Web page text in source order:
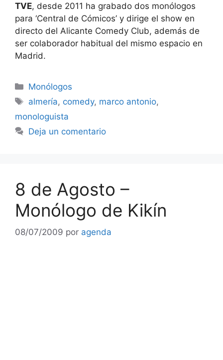
TVE, desde 2011 ha grabado dos monólogos
para ‘Central de Cómicos’ y dirige el show en
directo del Alicante Comedy Club, además de
ser colaborador habitual del mismo espacio en
Madrid.
Categorías
Monólogos
Etiquetas
almería, comedy, marco antonio,
monologuista
Deja un comentario
8 de Agosto –
Monólogo de Kikín
08/07/2009 por agenda